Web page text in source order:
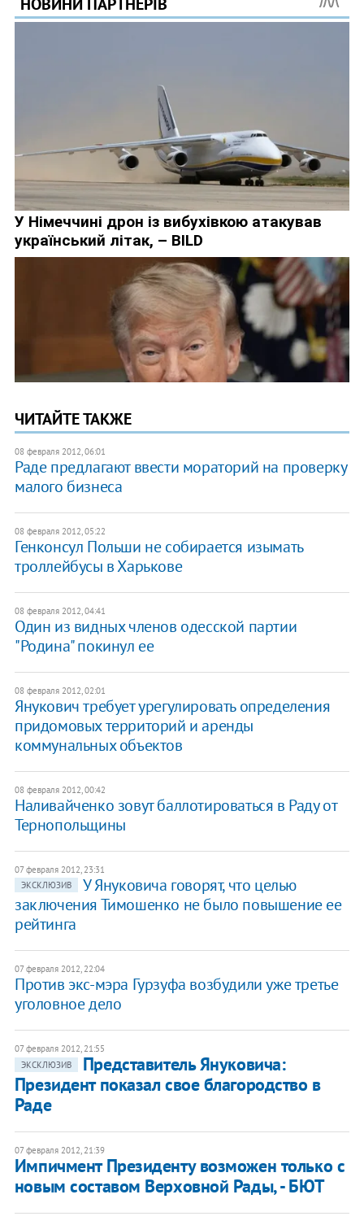
ЧИТАЙТЕ ТАКЖЕ
08 февраля 2012, 06:01
Раде предлагают ввести мораторий на проверку
малого бизнеса
08 февраля 2012, 05:22
Генконсул Польши не собирается изымать
троллейбусы в Харькове
08 февраля 2012, 04:41
Один из видных членов одесской партии
"Родина" покинул ее
08 февраля 2012, 02:01
Янукович требует урегулировать определения
придомовых территорий и аренды
коммунальных объектов
08 февраля 2012, 00:42
Наливайченко зовут баллотироваться в Раду от
Тернопольщины
07 февраля 2012, 23:31
ЭКСКЛЮЗИВ
У Януковича говорят, что целью
заключения Тимошенко не было повышение ее
рейтинга
07 февраля 2012, 22:04
Против экс-мэра Гурзуфа возбудили уже третье
уголовное дело
07 февраля 2012, 21:55
ЭКСКЛЮЗИВ
Представитель Януковича:
Президент показал свое благородство в
Раде
07 февраля 2012, 21:39
Импичмент Президенту возможен только с
новым составом Верховной Рады, - БЮТ